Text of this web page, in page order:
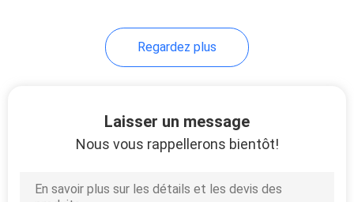
Regardez plus
Laisser un message
Nous vous rappellerons bientôt!